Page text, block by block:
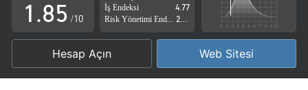
1
2
3
.8
9
5
6
7
/10
İş Endeksi
4.77
Hesap Açın Web Sitesi